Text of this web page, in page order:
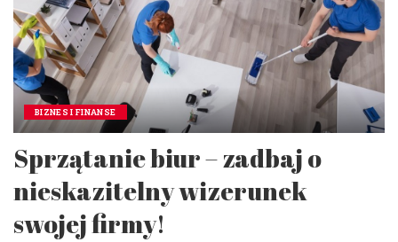
BIZNES I FINANSE
Sprzątanie biur – zadbaj o
nieskazitelny wizerunek
swojej firmy!